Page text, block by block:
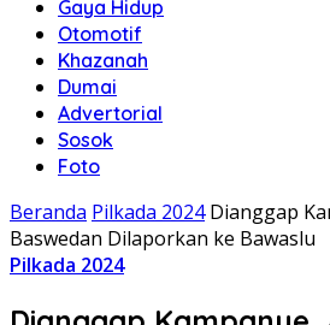
Gaya Hidup
Otomotif
Khazanah
Dumai
Advertorial
Sosok
Foto
Beranda Pilkada 2024 Dianggap
Baswedan Dilaporkan ke Bawaslu
Pilkada 2024